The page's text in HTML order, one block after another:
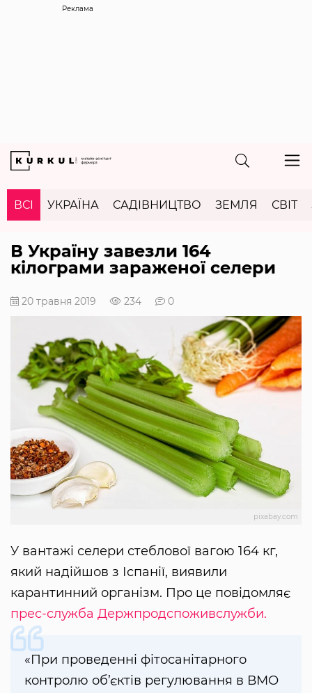
Реклама
ВСІ УКРАЇНА САДІВНИЦТВО ЗЕМЛЯ СВІТ
В Україну завезли 164
кілограми зараженої селери
20 травня 2019 234 0
pixabay.com
У вантажі селери стеблової вагою 164 кг,
який надійшов з Іспанії, виявили
карантинний організм. Про це повідомляє
прес-служба Держпродспоживслужби.
«При проведенні фітосанітарного
контролю об’єктів регулювання в ВМО